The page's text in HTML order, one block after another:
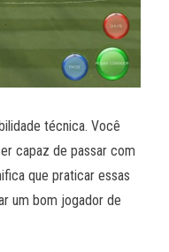
técnica. Você
capaz de passar com
que praticar essas
um bom jogador de